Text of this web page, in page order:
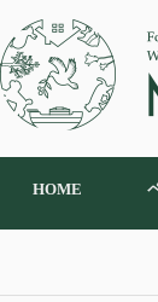
HOME